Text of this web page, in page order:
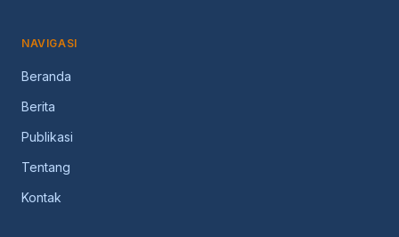
NAVIGASI
Beranda
Berita
Publikasi
Tentang
Kontak